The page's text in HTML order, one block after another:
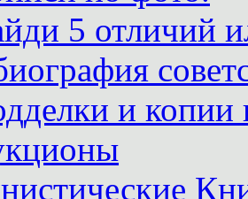
5 отличий
и копии